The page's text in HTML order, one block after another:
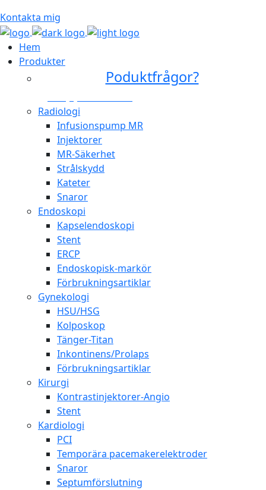
Kontakta mig
Hem
Produkter
Poduktfrågor?
Radiologi
Infusionspump MR
Injektorer
MR-Säkerhet
Strålskydd
Kateter
Snaror
Endoskopi
Kapselendoskopi
Stent
ERCP
Endoskopisk-markör
Förbrukningsartiklar
Gynekologi
HSU/HSG
Kolposkop
Tänger-Titan
Inkontinens/Prolaps
Förbrukningsartiklar
Kirurgi
Kontrastinjektorer-Angio
Stent
Kardiologi
PCI
Temporära pacemakerelektroder
Snaror
Septumförslutning